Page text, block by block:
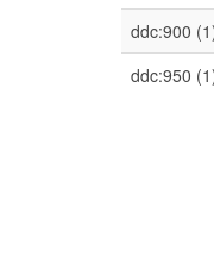
ddc:900
ddc:950